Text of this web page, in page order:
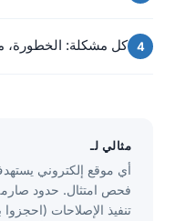
كل مشكلة: الخطورة،
مثالي لـ
أي موقع إلكتروني
فحص امتثال. حدود
تنفيذ الإصلاحات